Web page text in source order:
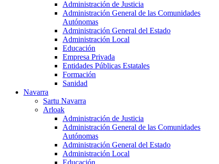
Administración de Justicia
Administración General de las Comunidades
Autónomas
Administración General del Estado
Administración Local
Educación
Empresa Privada
Entidades Públicas Estatales
Formación
Sanidad
Navarra
Sartu Navarra
Arloak
Administración de Justicia
Administración General de las Comunidades
Autónomas
Administración General del Estado
Administración Local